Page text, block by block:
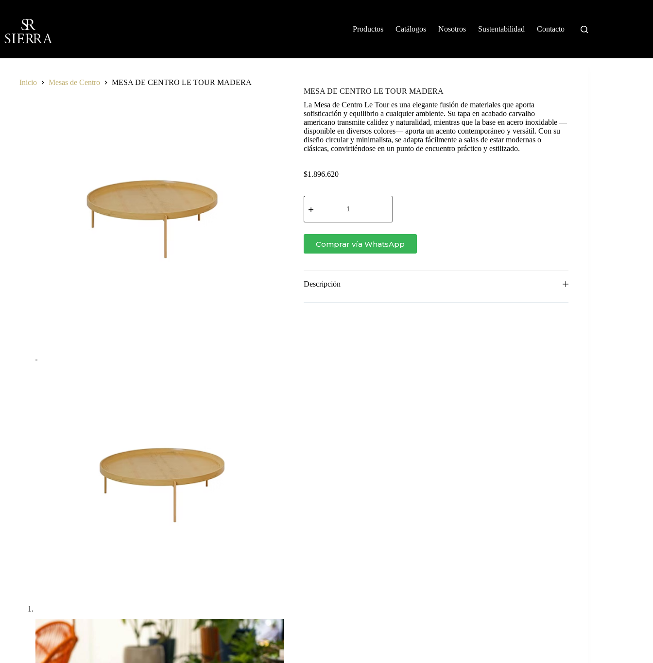
contenido
Productos
Catálogos Nosotros Sustentabilidad Contacto
Inicio Mesas de Centro
MESA DE CENTRO LE TOUR MADERA
MESA DE CENTRO LE TOUR MADERA
La Mesa de Centro Le Tour es una elegante fusión de materiales que aporta
sofisticación y equilibrio a cualquier ambiente. Su tapa en acabado carvalho
americano transmite calidez y naturalidad, mientras que la base en acero inoxidable —
disponible en diversos colores— aporta un acento contemporáneo y versátil. Con su
diseño circular y minimalista, se adapta fácilmente a salas de estar modernas o
clásicas, convirtiéndose en un punto de encuentro práctico y estilizado.
$1.896.620
MESA
DE
LE
TOUR
MADERA
cantidad
Comprar vía WhatsApp
Descripción